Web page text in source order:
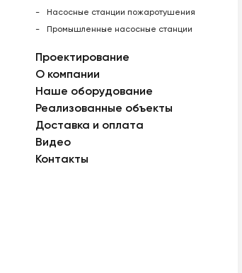
Насосные станции пожаротушения
Промышленные насосные станции
Проектирование
О компании
Наше оборудование
Реализованные объекты
Доставка и оплата
Видео
Контакты